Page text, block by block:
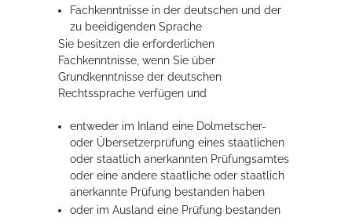
Fachkenntnisse in der deutschen und der
zu beeidigenden Sprache
Sie besitzen die erforderlichen
Fachkenntnisse, wenn Sie über
Grundkenntnisse der deutschen
Rechtssprache verfügen und
entweder im Inland eine Dolmetscher-
oder Übersetzerprüfung eines staatlichen
oder staatlich anerkannten Prüfungsamtes
oder eine andere staatliche oder staatlich
anerkannte Prüfung bestanden haben
oder im Ausland eine Prüfung bestanden